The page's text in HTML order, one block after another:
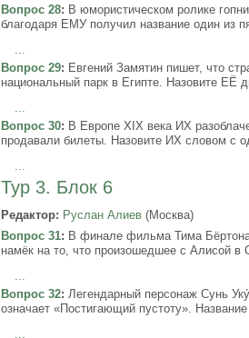
Вопрос 28: В юмористическом ролике
благодаря ЕМУ получил название один из
...
Вопрос 29: Евгений Замятин пишет, что
национальный парк в Египте. Назовите ЕЁ
...
Вопрос 30: В Европе XIX века ИХ
продавали билеты. Назовите ИХ словом с
Тур 3. Блок 6
Редактор: Руслан Алиев (Москва)
Вопрос 31: В финале фильма Тима Бёртона
намёк на то, что произошедшее с Алисой
Вопрос 32: Легендарный персонаж Сунь
означает «Постигающий пустоту».